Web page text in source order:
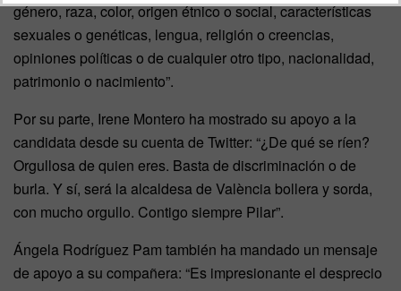
género, raza, color, origen étnico o social, características
sexuales o genéticas, lengua, religión o creencias,
opiniones políticas o de cualquier otro tipo, nacionalidad,
patrimonio o nacimiento”.
Por su parte, Irene Montero ha mostrado su apoyo a la
candidata desde su cuenta de Twitter: “¿De qué se ríen?
Orgullosa de quien eres. Basta de discriminación o de
burla. Y sí, será la alcaldesa de València bollera y sorda,
con mucho orgullo. Contigo siempre Pilar”.
Ángela Rodríguez Pam también ha mandado un mensaje
de apoyo a su compañera: “Es impresionante el desprecio